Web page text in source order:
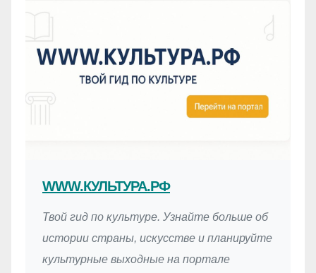
WWW.КУЛЬТУРА.РФ
Твой гид по культуре. Узнайте больше об
истории страны, искусстве и планируйте
культурные выходные на портале